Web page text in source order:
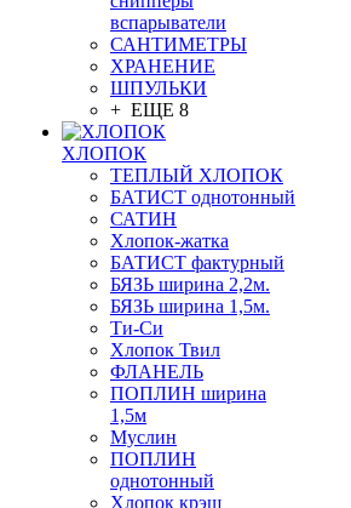
вспарыватели
САНТИМЕТРЫ
ХРАНЕНИЕ
ШПУЛЬКИ
+ ЕЩЕ 8
ХЛОПОК
ТЕПЛЫЙ ХЛОПОК
БАТИСТ однотонный
САТИН
Хлопок-жатка
БАТИСТ фактурный
БЯЗЬ ширина 2,2м.
БЯЗЬ ширина 1,5м.
Ти-Си
Хлопок Твил
ФЛАНЕЛЬ
ПОПЛИН ширина
1,5м
Муслин
ПОПЛИН
однотонный
Хлопок крэш